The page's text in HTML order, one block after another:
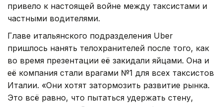
привело к настоящей войне между таксистами и
частными водителями.
Главе итальянского подразделения Uber
пришлось нанять телохранителей после того, как
во время презентации её закидали яйцами. Она и
её компания стали врагами №1 для всех таксистов
Италии. «Они хотят затормозить развитие рынка.
Это всё равно, что пытаться удержать стену,